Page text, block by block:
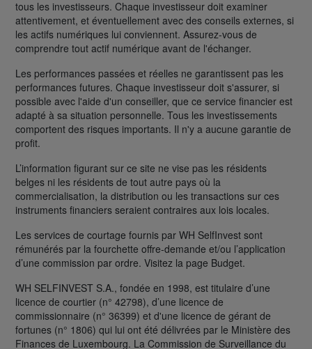
tous les investisseurs. Chaque investisseur doit examiner
attentivement, et éventuellement avec des conseils externes, si
les actifs numériques lui conviennent. Assurez-vous de
comprendre tout actif numérique avant de l'échanger.
Les performances passées et réelles ne garantissent pas les
performances futures. Chaque investisseur doit s'assurer, si
possible avec l'aide d'un conseiller, que ce service financier est
adapté à sa situation personnelle. Tous les investissements
comportent des risques importants. Il n'y a aucune garantie de
profit.
L’information figurant sur ce site ne vise pas les résidents
belges ni les résidents de tout autre pays où la
commercialisation, la distribution ou les transactions sur ces
instruments financiers seraient contraires aux lois locales.
Les services de courtage fournis par WH SelfInvest sont
rémunérés par la fourchette offre-demande et/ou l’application
d’une commission par ordre. Visitez la page Budget.
WH SELFINVEST S.A., fondée en 1998, est titulaire d’une
licence de courtier (n° 42798), d’une licence de
commissionnaire (n° 36399) et d'une licence de gérant de
fortunes (n° 1806) qui lui ont été délivrées par le Ministère des
Finances de Luxembourg. La Commission de Surveillance du